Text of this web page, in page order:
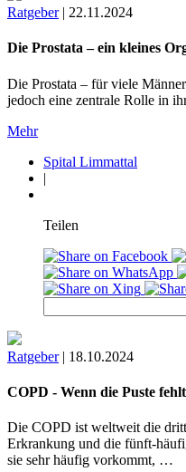
Ratgeber | 22.11.2024
Die Prostata – ein kleines
Die Prostata – für viele
jedoch eine zentrale Rolle in
Mehr
Spital Limmattal
|
Teilen
Ratgeber | 18.10.2024
COPD - Wenn die Puste fehlt
Die COPD ist weltweit die
Erkrankung und die fünft-
sie sehr häufig vorkommt, …